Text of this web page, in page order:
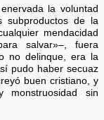
la voluntad
subproductos de la
mendacidad
salvar»–, fuera
no delinque, era la
pudo haber secuaz
buen cristiano, y
monstruosidad sin